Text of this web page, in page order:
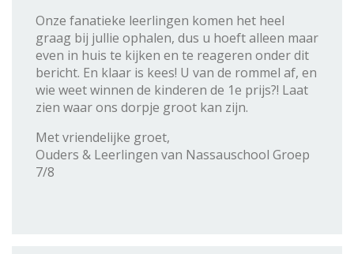
Onze fanatieke leerlingen komen het heel
graag bij jullie ophalen, dus u hoeft alleen maar
even in huis te kijken en te reageren onder dit
bericht. En klaar is kees! U van de rommel af, en
wie weet winnen de kinderen de 1e prijs?! Laat
zien waar ons dorpje groot kan zijn.
Met vriendelijke groet,
Ouders & Leerlingen van Nassauschool Groep
7/8